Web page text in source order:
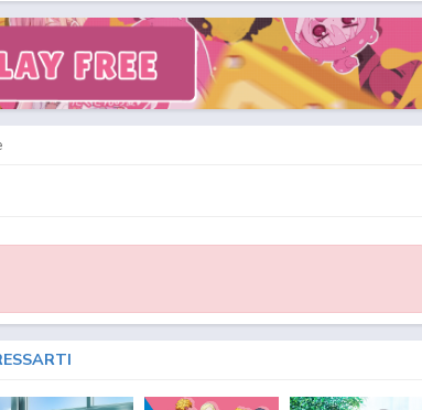
ITA - Futari wa Precure Streaming Episodio 1ITA - Futari wa Precure
Episodio